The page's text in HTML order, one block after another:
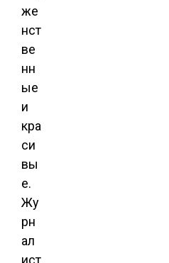
же
нст
ве
нн
ые
и
кра
си
вы
е.
Жу
рн
ал
ист